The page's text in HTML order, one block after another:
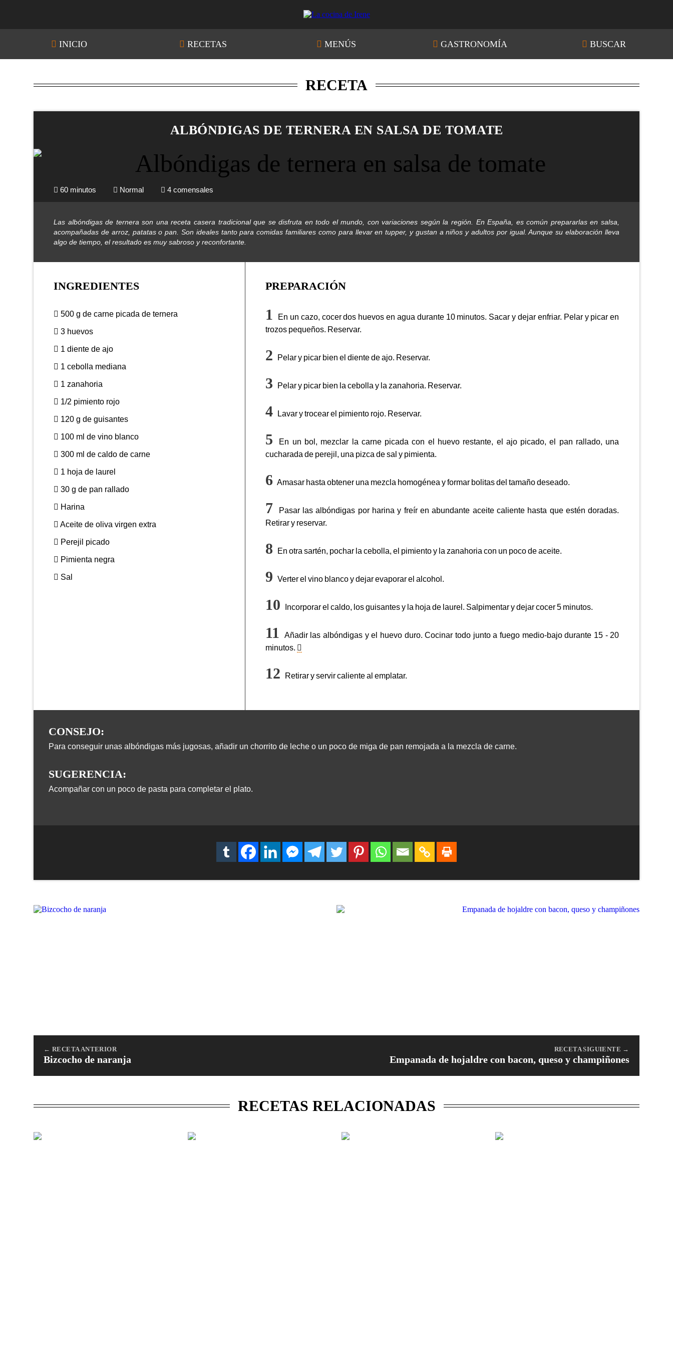
INICIO RECETAS MENÚS GASTRONOMÍA BUSCAR
RECETA
ALBÓNDIGAS DE TERNERA EN SALSA DE TOMATE
60 minutos Normal 4 comensales
Las albóndigas de ternera son una receta casera tradicional que se disfruta en todo el mundo, con variaciones según la región. En España, es común prepararlas en salsa,
acompañadas de arroz, patatas o pan. Son ideales tanto para comidas familiares como para llevar en tupper, y gustan a niños y adultos por igual. Aunque su elaboración lleva
algo de tiempo, el resultado es muy sabroso y reconfortante.
INGREDIENTES
500 g de carne picada de ternera
3 huevos
1 diente de ajo
1 cebolla mediana
1 zanahoria
1/2 pimiento rojo
120 g de guisantes
100 ml de vino blanco
300 ml de caldo de carne
1 hoja de laurel
30 g de pan rallado
Harina
Aceite de oliva virgen extra
Perejil picado
Pimienta negra
Sal
PREPARACIÓN
En un cazo, cocer dos huevos en agua durante 10 minutos. Sacar y dejar enfriar. Pelar y picar en
trozos pequeños. Reservar.
Pelar y picar bien el diente de ajo. Reservar.
Pelar y picar bien la cebolla y la zanahoria. Reservar.
Lavar y trocear el pimiento rojo. Reservar.
En un bol, mezclar la carne picada con el huevo restante, el ajo picado, el pan rallado, una
cucharada de perejil, una pizca de sal y pimienta.
Amasar hasta obtener una mezcla homogénea y formar bolitas del tamaño deseado.
Pasar las albóndigas por harina y freír en abundante aceite caliente hasta que estén doradas.
Retirar y reservar.
En otra sartén, pochar la cebolla, el pimiento y la zanahoria con un poco de aceite.
Verter el vino blanco y dejar evaporar el alcohol.
Incorporar el caldo, los guisantes y la hoja de laurel. Salpimentar y dejar cocer 5 minutos.
Añadir las albóndigas y el huevo duro. Cocinar todo junto a fuego medio-bajo durante 15 - 20
minutos.
Retirar y servir caliente al emplatar.
CONSEJO:
Para conseguir unas albóndigas más jugosas, añadir un chorrito de leche o un poco de miga de pan remojada a la mezcla de carne.
SUGERENCIA:
Acompañar con un poco de pasta para completar el plato.
← RECETA ANTERIOR
Bizcocho de naranja
RECETA SIGUIENTE →
Empanada de hojaldre con bacon, queso y champiñones
RECETAS RELACIONADAS